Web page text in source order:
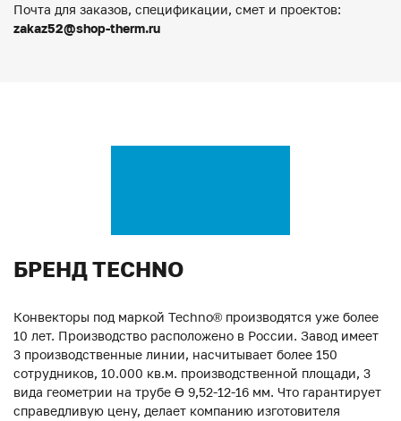
Почта для заказов, спецификации, смет и проектов:
zakaz52@shop-therm.ru
БРЕНД TECHNO
Конвекторы под маркой Techno® производятся уже более
10 лет. Производство расположено в России. Завод имеет
3 производственные линии, насчитывает более 150
сотрудников, 10.000 кв.м. производственной площади, 3
вида геометрии на трубе ϴ 9,52-12-16 мм. Что гарантирует
справедливую цену, делает компанию изготовителя